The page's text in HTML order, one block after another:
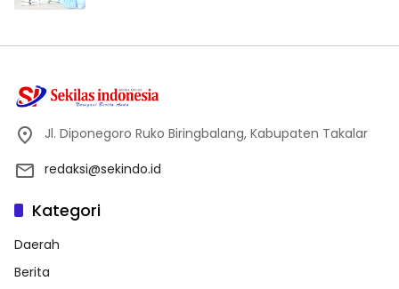
Jl. Diponegoro Ruko Biringbalang, Kabupaten Takalar
redaksi@sekindo.id
Kategori
Daerah
Berita